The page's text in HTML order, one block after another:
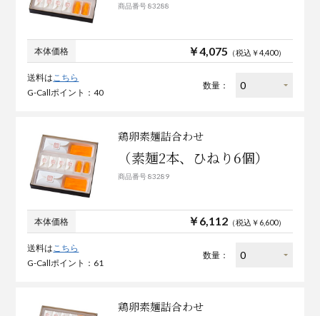
商品番号 83288
本体価格 ￥4,075 （税込￥4,400）
送料はこちら
G-Callポイント：40
数量：
鶏卵素麺詰合わせ
（素麺2本、ひねり6個）
商品番号 83289
本体価格 ￥6,112（税込￥6,600）
送料は こちら
G-Callポイント：61
数量：
鶏卵素麺詰合わせ